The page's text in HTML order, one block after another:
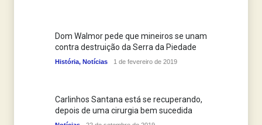
Dom Walmor pede que mineiros se unam
contra destruição da Serra da Piedade
História, Notícias 1 de fevereiro de 2019
Carlinhos Santana está se recuperando,
depois de uma cirurgia bem sucedida